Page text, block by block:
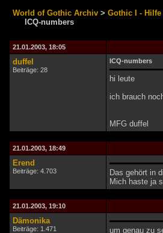
World of Gothic Archiv > Gothic I - Hilfe
ICQ-numbers
21.01.2003, 18:05
duffel
Beiträge: 28
ICQ-numbers
hi leute
ich brauch
MFG duffel
21.01.2003, 18:49
Erend
Beiträge: 4.703
Das gehört in
Mich haste ja
21.01.2003, 19:10
Dämonika
Beiträge: 1.471 um genau zu